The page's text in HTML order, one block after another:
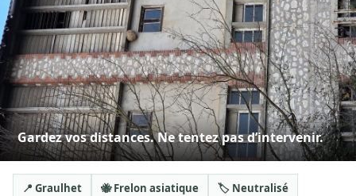
Gardez vos distances. Ne tentez pas d’intervenir.
📍 Graulhet 🐝 Frelon asiatique 🏷️ Neutralisé